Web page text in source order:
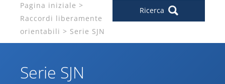
Pagina iniziale
Raccordi liberamente
orientabili
Serie SJN
Ricerca
Serie SJN